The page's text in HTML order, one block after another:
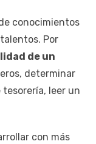
conocimientos
Por
de un
determinar
leer un
con más